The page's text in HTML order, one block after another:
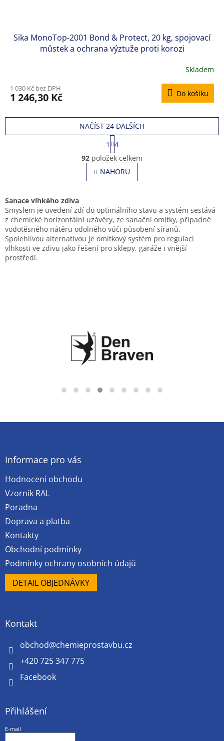
Sika MonoTop-2001 Bond & Protect, 20 kg, spojovací
můstek a ochrana výztuže proti korozi
Skladem
1 030 Kč bez DPH
1 246,30 Kč Do košíku
O
v
l
á
c
í
p
r
v
NAČÍST 24 DALŠÍCH
S
t
r
á
n
k
á
n
í
1
4
92 položek celkem
NAHORU
Sanace vlhkého zdiva
Smyslem je uvedení zdí do optimálního stavu a systém sestává
z chemické horizontální uzávěry, ze sanační omítky, případně
vodotěsného nátěru odolného vůči působení síranů.
Spolehlivou alternativou je omítkový systém pro regulaci
vlhkosti ve zdivu jako řešení pro sklepy, garáže i vnější
prostředí.
Informace pro vás
Hodnocení obchodu
Vzorník RAL
Poradna
Doprava a platba
Kontakty
Obchodní podmínky
Podmínky ochrany osobních údajů
DETAIL OBJEDNÁVKY
Kontakt
obchod@chemieprostavbu.cz
+420 725 347 775
Facebook
Přihlášení
E-mail